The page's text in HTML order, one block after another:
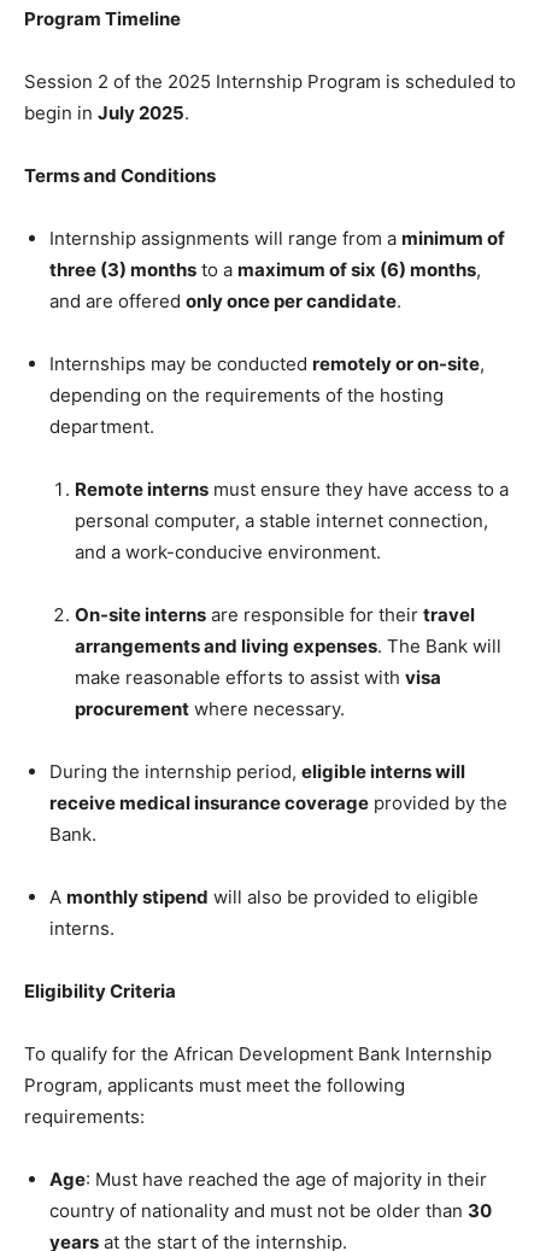
Program Timeline
Session 2 of the 2025 Internship Program is scheduled to
begin in July 2025.
Terms and Conditions
Internship assignments will range from a minimum of
three (3) months to a maximum of six (6) months,
and are offered only once per candidate.
Internships may be conducted remotely or on-site,
depending on the requirements of the hosting
department.
Remote interns must ensure they have access to a
personal computer, a stable internet connection,
and a work-conducive environment.
On-site interns are responsible for their travel
arrangements and living expenses. The Bank will
make reasonable efforts to assist with visa
procurement where necessary.
During the internship period, eligible interns will
receive medical insurance coverage provided by the
Bank.
A monthly stipend will also be provided to eligible
interns.
Eligibility Criteria
To qualify for the African Development Bank Internship
Program, applicants must meet the following
requirements:
Age: Must have reached the age of majority in their
country of nationality and must not be older than 30
years at the start of the internship.